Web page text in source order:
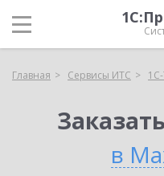
Главная Сервисы ИТС
в